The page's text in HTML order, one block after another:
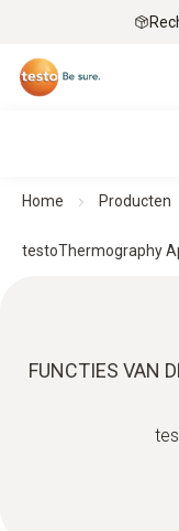
Home Producten
testoThermography
FUNCTIES VAN